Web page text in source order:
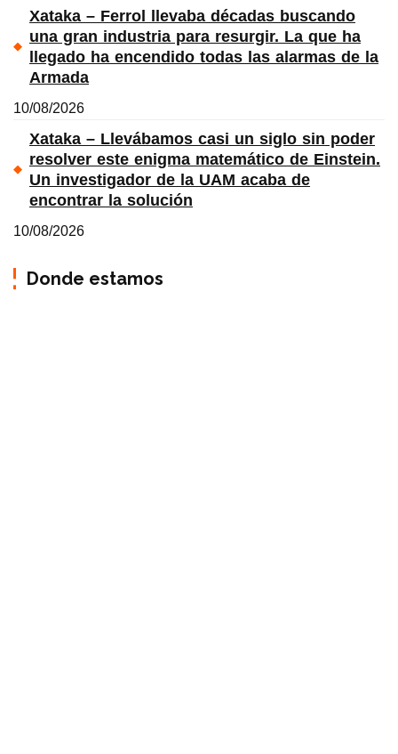
Xataka – Ferrol llevaba décadas buscando
una gran industria para resurgir. La que ha
llegado ha encendido todas las alarmas de la
Armada
10/08/2026
Xataka – Llevábamos casi un siglo sin poder
resolver este enigma matemático de Einstein.
Un investigador de la UAM acaba de
encontrar la solución
10/08/2026
Donde estamos